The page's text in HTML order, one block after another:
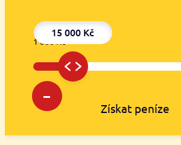
15 000 Kč
–
1 000 Kč
Získat peníze